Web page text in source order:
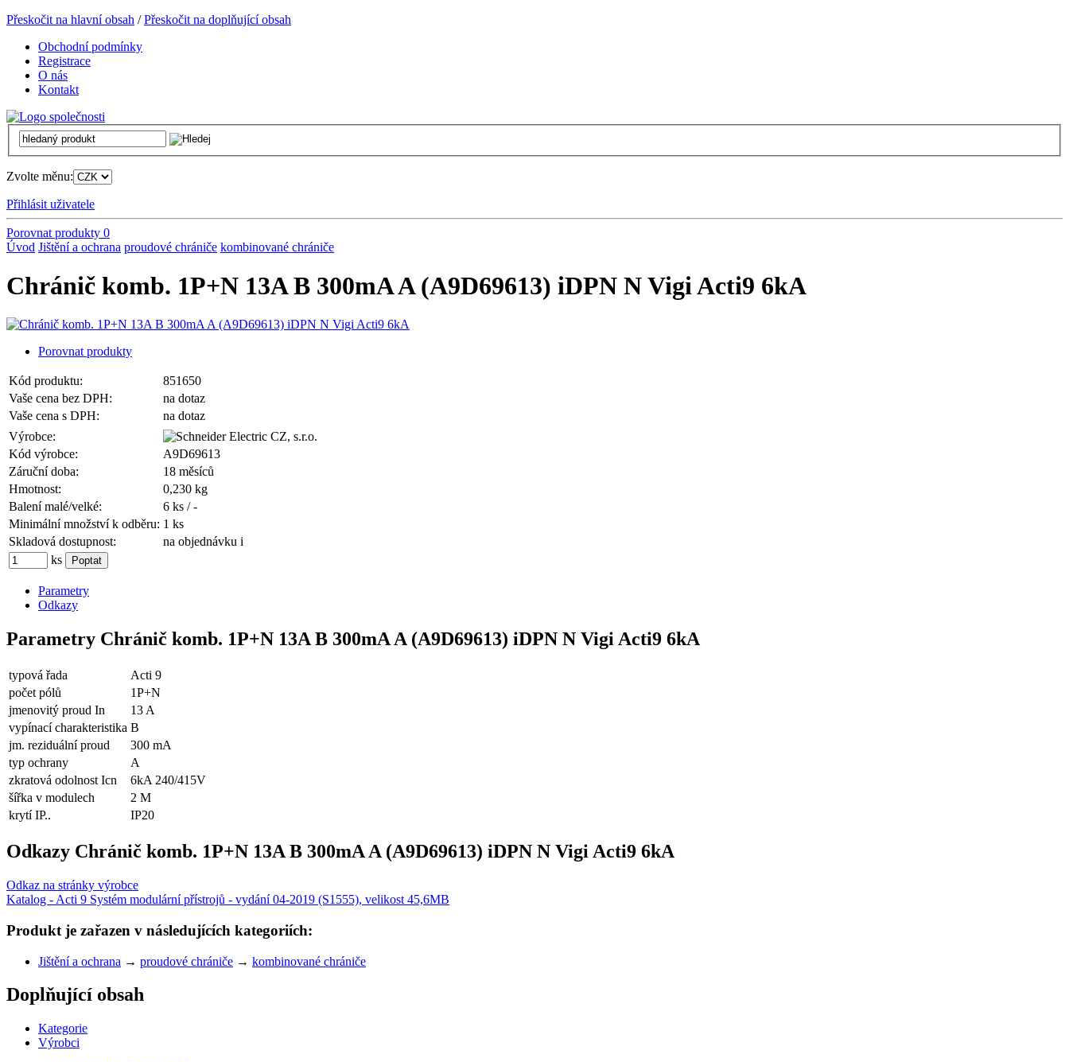
Přeskočit na hlavní obsah /Přeskočit na doplňující obsah
Obchodní podmínky
Registrace
O nás
Kontakt
Zvolte měnu:
Přihlásit uživatele
Porovnat produkty 0
Úvod Jištění a ochrana proudové chrániče kombinované chrániče
Chránič komb. 1P+N 13A B 300mA A (A9D69613) iDPN N Vigi Acti9 6kA
Porovnat produkty
Kód produktu:
851650
Vaše cena bez DPH:
na dotaz
Vaše cena s DPH:
na dotaz
Výrobce:
Kód výrobce:
A9D69613
Záruční doba:
18 měsíců
Hmotnost:
0,230 kg
Balení malé/velké:
6 ks / -
Minimální množství k odběru: 1 ks
Skladová dostupnost:
na objednávku i
ks
Parametry
Odkazy
Parametry Chránič komb. 1P+N 13A B 300mA A (A9D69613) iDPN N Vigi Acti9 6kA
typová řada
Acti 9
počet pólů
1P+N
jmenovitý proud In
13 A
vypínací charakteristika B
jm. reziduální proud
300 mA
typ ochrany
A
zkratová odolnost Icn
6kA 240/415V
šířka v modulech
2 M
krytí IP..
IP20
Odkazy Chránič komb. 1P+N 13A B 300mA A (A9D69613) iDPN N Vigi Acti9 6kA
Odkaz na stránky výrobce
Katalog - Acti 9 Systém modulární přístrojů - vydání 04-2019 (S1555), velikost 45,6MB
Produkt je zařazen v následujících kategoriích:
Jištění a ochrana → proudové chrániče → kombinované chrániče
Doplňující obsah
Kategorie
Výrobci